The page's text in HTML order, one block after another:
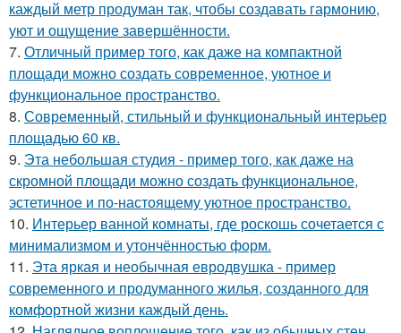
каждый метр продуман так, чтобы создавать гармонию,
уют и ощущение завершённости.
7. Отличный пример того, как даже на компактной
площади можно создать современное, уютное и
функциональное пространство.
8. Современный, стильный и функциональный интерьер
площадью 60 кв.
9. Эта небольшая студия - пример того, как даже на
скромной площади можно создать функциональное,
эстетичное и по-настоящему уютное пространство.
10. Интерьер ванной комнаты, где роскошь сочетается с
минимализмом и утончённостью форм.
11. Эта яркая и необычная евродвушка - пример
современного и продуманного жилья, созданного для
комфортной жизни каждый день.